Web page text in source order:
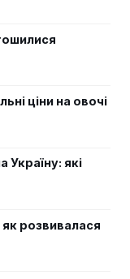
ціни на овочі
Україну: які
розвивалася